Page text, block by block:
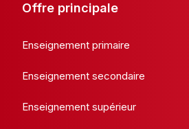
Offre principale
Enseignement primaire
Enseignement secondaire
Enseignement supérieur